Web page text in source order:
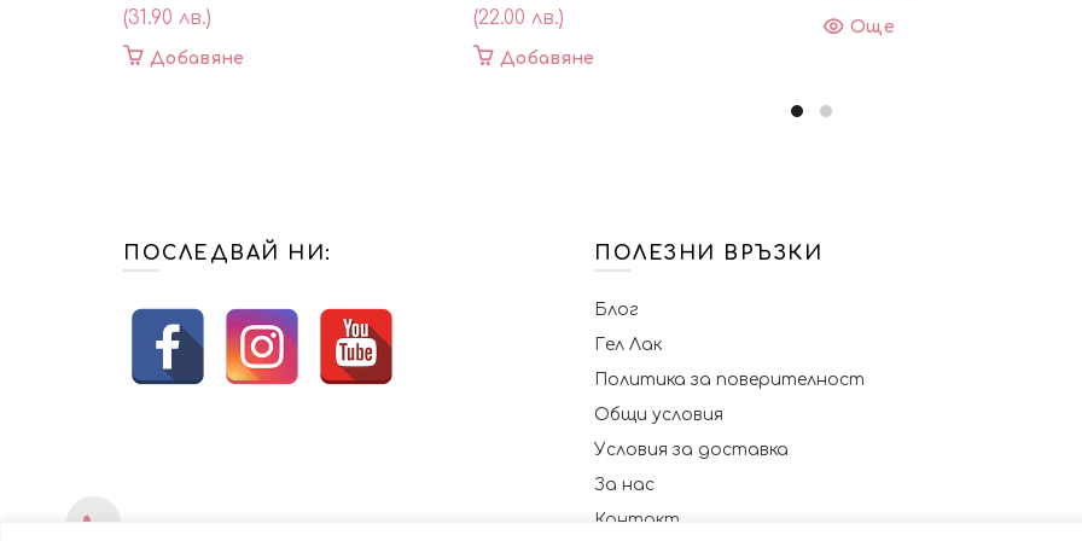
(31.90 лв.)
Добавяне
(22.00 лв.)
Добавяне
Още
ПОСЛЕДВАЙ НИ: ПОЛЕЗНИ ВРЪЗКИ
Блог
Гел Лак
Политика за поверителност
Общи условия
Условия за доставка
За нас
Контакт